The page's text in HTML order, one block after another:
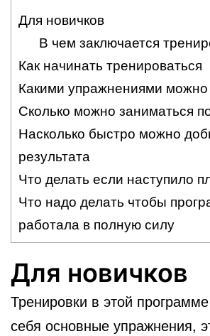
Для новичков
В чем заключается
Как начинать тренироваться
Какими упражнениями можно
Сколько можно заниматься
Насколько быстро можно
результата
Что делать если наступило
Что надо делать чтобы
работала в полную силу
Для новичков
Тренировки в этой
себя основные упражнения,